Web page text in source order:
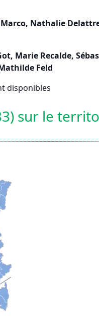
Nathalie
Marie Recalde,
Feld
disponibles
sur le